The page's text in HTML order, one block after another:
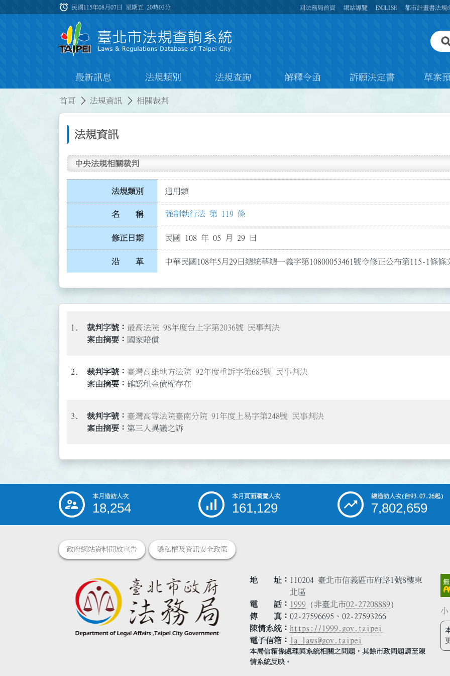
:::
alarm 民國115年08月07日 星期五20時03分 回法務局首頁 網站導覽 ENGLISH 都市計畫書法規
最新訊息 法規類別 法規查詢 解釋令函 訴願決定書 草案
首頁 法規資訊 相關裁判
法規資訊
中央法規相關裁判
法規類別 通用類
名 稱 強制執行法 第 119 條
修正日期 民國 108 年 05 月 29 日
沿 革 中華民國108年5月29日總統華總一義字第10800053461號令修正公布第115-1條條
1.
最高法院 98年度台上字第2036號 民事判決
國家賠償
2.
臺灣高雄地方法院 92年度重訴字第685號 民事判決
確認租金債權存在
3.
臺灣高等法院臺南分院 91年度上易字第248號 民事判決
第三人異議之訴
::: 本月造訪人次
18,254
本月頁面瀏覽人次
161,129
總造訪人次(自93.07.26起)
7,802,659
政府網站資料開放宣告 隱私權及資訊安全政策
地 址
110204 臺北市信義區市府路1號8樓東
北區
電 話
1999 (非臺北市02-27208889)
傳 真
02-27596695、02-27593266
陳情系統
https://1999.gov.taipei
電子信箱
la_laws@gov.taipei
本局信箱係處理與系統相關之問題，其餘市政問題請至陳
情系統反映。
小